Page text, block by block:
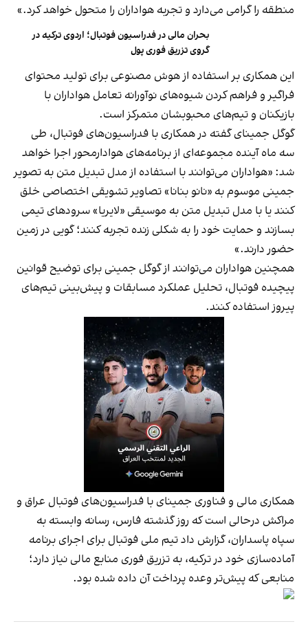
منطقه را گرامی می‌دارد و تجربه هواداران را متحول خواهد کرد.»
بحران مالی در فدراسیون فوتبال؛ اردوی ترکیه در
گروی تزریق فوری پول
این همکاری بر استفاده از هوش مصنوعی برای تولید محتوای
فراگیر و فراهم کردن شیوه‌های نوآورانه تعامل هواداران با
بازیکنان و تیم‌های محبوبشان متمرکز است.
گوگل جمینای گفته در همکاری با فدراسیون‌های فوتبال، طی
سه ماه آینده مجموعه‌ای از برنامه‌های هوادارمحور اجرا خواهد
شد: «هواداران می‌توانند با استفاده از مدل تبدیل متن به تصویر
جمینی موسوم به «نانو بنانا» تصاویر تشویقی اختصاصی خلق
کنند یا با مدل تبدیل متن به موسیقی «لایریا» سرودهای تیمی
بسازند و حمایت خود را به شکلی زنده تجربه کنند؛ گویی در زمین
حضور دارند.»
همچنین هواداران می‌توانند از گوگل جمینی برای توضیح قوانین
پیچیده فوتبال، تحلیل عملکرد مسابقات و پیش‌بینی تیم‌های
پیروز استفاده کنند.
همکاری مالی و فناوری جمینای با فدراسیون‌های فوتبال عراق و
مراکش درحالی است که روز گذشته فارس، رسانه وابسته به
سپاه پاسداران، گزارش داد تیم ملی فوتبال برای اجرای برنامه
آماده‌سازی خود در ترکیه، به تزریق فوری منابع مالی نیاز دارد؛
منابعی که پیش‌تر وعده پرداخت آن داده شده بود.